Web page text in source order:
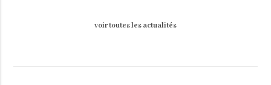
voir toutes les actualités